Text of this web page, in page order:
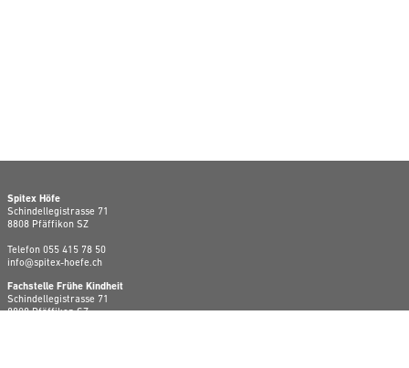
Spitex Höfe
Schindellegistrasse 71
8808 Pfäffikon SZ
Telefon 055 415 78 50
info@spitex-hoefe.ch
Fachstelle Frühe Kindheit
Schindellegistrasse 71
8808 Pfäffikon SZ